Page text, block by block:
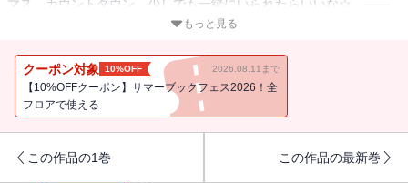
マス、カウントダウン、少しでも一緒にいられたらいいな☆ ――
と思ってたら、まさかの黒崎家で年越し!? 想像以上の大邸宅で、悪
もっと見る
クーポン対象 10%OFF 2026.08.11まで
【10%OFFクーポン】サマーブックフェス2026！全
フロアで使える
この作品の1巻 この作品の最新巻